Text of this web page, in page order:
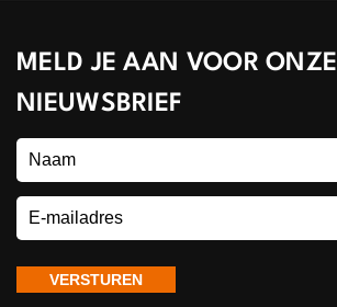
MELD JE AAN VOOR ONZE
NIEUWSBRIEF